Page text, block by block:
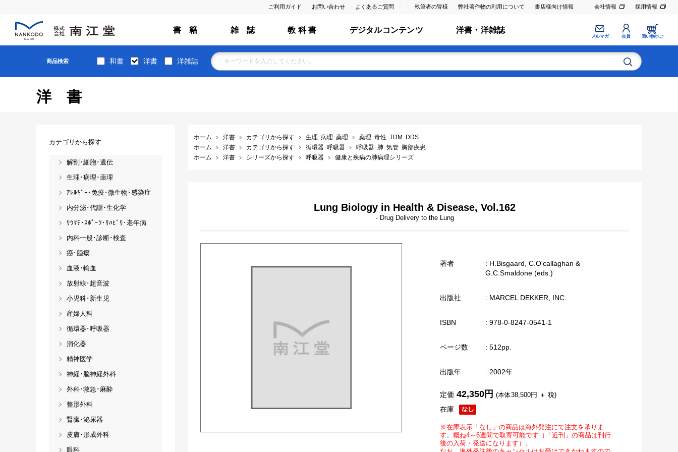
ご利用ガイド お問い合わせ よくあるご質問 執筆者の皆様 弊社著作物の利用について 書店様向け情報 会社情報 採用情報
書 籍 雑 誌 教 科 書 デジタルコンテンツ 洋書・洋雑誌
メルマガ 会員 買い物かご
商品検索 和書 洋書 洋雑誌
洋書
ホーム 洋書 カテゴリから探す 生理･病理･薬理
薬理･毒性･TDM･DDS
ホーム
洋書 カテゴリから探す 循環器･呼吸器
呼吸器･肺･気管･胸部疾患
ホーム
洋書 シリーズから探す 呼吸器 健康と疾病の肺病理シリーズ
Lung Biology in Health & Disease, Vol.162
- Drug Delivery to the Lung
著者
: H.Bisgaard, C.O'callaghan &
G.C.Smaldone (eds.)
出版社 : MARCEL DEKKER, INC.
ISBN : 978-0-8247-0541-1
ページ数 : 512pp.
出版年 : 2002年
在庫
定価 42,350円 (本体38,500円 ＋ 税)
※在庫表示「なし」の商品は海外発注にて注文を承りま
す。概ね4～6週間で取寄可能です（「近刊」の商品は刊行
後の入荷・発送になります）。
カテゴリから探す
解剖･細胞･遺伝
生理･病理･薬理
ｱﾚﾙｷﾞｰ･免疫･微生物･感染症
内分泌･代謝･生化学
ﾘｳﾏﾁ･ｽﾎﾟｰﾂ･ﾘﾊﾋﾞﾘ･老年病
内科一般･診断･検査
癌･腫瘍
血液･輸血
放射線･超音波
小児科･新生児
産婦人科
循環器･呼吸器
消化器
精神医学
神経･脳神経外科
外科･救急･麻酔
整形外科
腎臓･泌尿器
皮膚･形成外科
眼科